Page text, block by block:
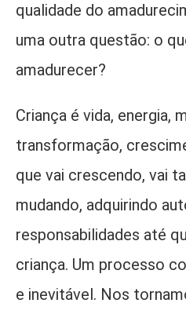
qualidade do
uma outra questão: o
amadurecer?
Criança é vida, energia,
transformação,
que vai crescendo, vai
mudando, adquirindo
responsabilidades até
criança. Um processo
e inevitável. Nos